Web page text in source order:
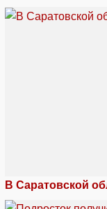
В Саратовской